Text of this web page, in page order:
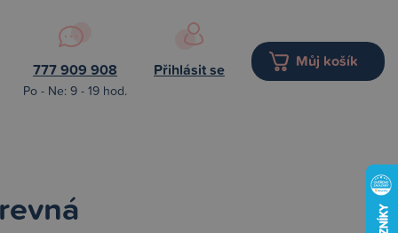
777 909 908
Po - Ne: 9 - 19 hod.
Přihlásit se Můj košík